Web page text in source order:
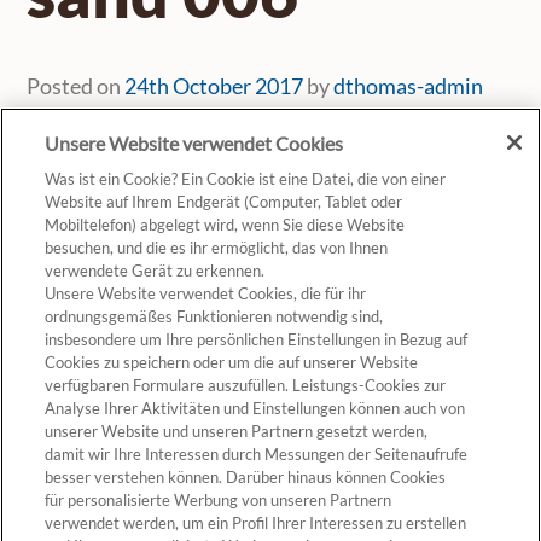
Posted on 24th October 2017bydthomas-admin
Cookie-Einstellungen
Unsere Website verwendet Cookies
Was ist ein Cookie? Ein Cookie ist eine Datei, die von einer
Website auf Ihrem Endgerät (Computer, Tablet oder
Mobiltelefon) abgelegt wird, wenn Sie diese Website
besuchen, und die es ihr ermöglicht, das von Ihnen
verwendete Gerät zu erkennen.
Unsere Website verwendet Cookies, die für ihr
ordnungsgemäßes Funktionieren notwendig sind,
insbesondere um Ihre persönlichen Einstellungen in Bezug auf
Cookies zu speichern oder um die auf unserer Website
verfügbaren Formulare auszufüllen. Leistungs-Cookies zur
Analyse Ihrer Aktivitäten und Einstellungen können auch von
unserer Website und unseren Partnern gesetzt werden,
damit wir Ihre Interessen durch Messungen der Seitenaufrufe
besser verstehen können. Darüber hinaus können Cookies
für personalisierte Werbung von unseren Partnern
verwendet werden, um ein Profil Ihrer Interessen zu erstellen